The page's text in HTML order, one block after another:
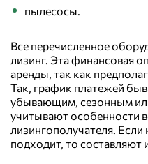
пылесосы.
Все перечисленное
лизинг. Эта финансовая
аренды, так как
Так, график платежей
убывающим, сезонным
учитывают особенности
лизингополучателя.
подходит, то составляют